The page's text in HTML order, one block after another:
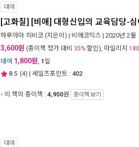
대여
[고화질] [비애] 대형신입의 교육담당-
하루야마 히비코 (지은이) | 비애코믹스 | 2020년 2월
3,600원 (종이책 정가 대비 35% 할인), 마일리지 180
대여 1,800원, 1 일
8.5 (4) | 세일즈포인트 : 402
이 책의 종이책 : 4,950원 종이책 보기
대여